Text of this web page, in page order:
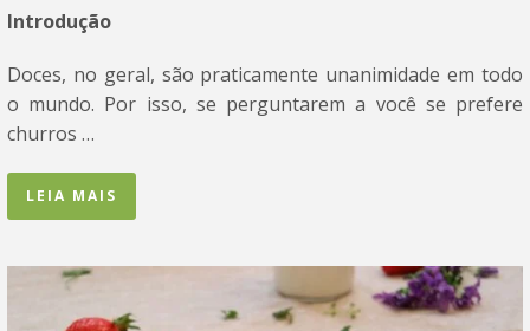
Introdução
Doces, no geral, são praticamente unanimidade em todo
o mundo. Por isso, se perguntarem a você se prefere
churros …
LEIA MAIS